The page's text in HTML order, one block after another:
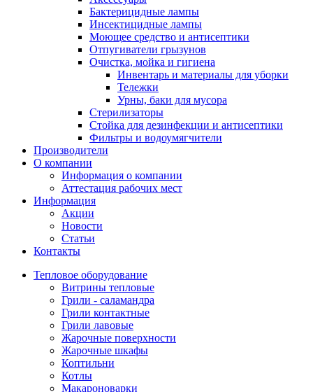
Бактерицидные лампы
Инсектицидные лампы
Моющее средство и антисептики
Отпугиватели грызунов
Очистка, мойка и гигиена
Инвентарь и материалы для уборки
Тележки
Урны, баки для мусора
Стерилизаторы
Стойка для дезинфекции и антисептики
Фильтры и водоумягчители
Производители
О компании
Информация о компании
Аттестация рабочих мест
Информация
Акции
Новости
Статьи
Контакты
Тепловое оборудование
Витрины тепловые
Грили - саламандра
Грили контактные
Грили лавовые
Жарочные поверхности
Жарочные шкафы
Коптильни
Котлы
Макароноварки